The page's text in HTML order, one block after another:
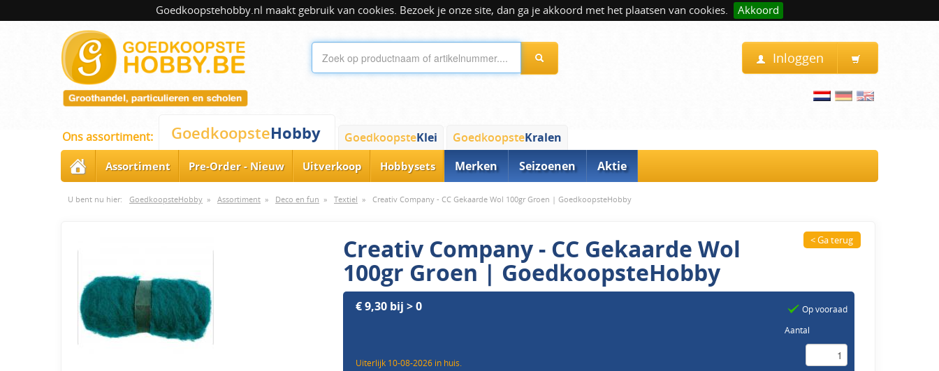
Goedkoopstehobby.nl maakt gebruik van cookies. Bezoek je onze site, dan ga je akkoord met het plaatsen van cookies. Akkoord
Inloggen
Ons assortiment: GoedkoopsteHobby GoedkoopsteKlei GoedkoopsteKralen
Assortiment Pre-Order - Nieuw Uitverkoop Hobbysets Merken Seizoenen Aktie
U bent nu hier: GoedkoopsteHobby » Assortiment » Deco en fun » Textiel » Creativ Company - CC Gekaarde Wol 100gr Groen | GoedkoopsteHobby
Creativ Company - CC Gekaarde Wol
100gr Groen | GoedkoopsteHobby
< Ga terug
€ 9,30 bij > 0
Uiterlijk 10-08-2026 in huis.
Op vooraad
Aantal